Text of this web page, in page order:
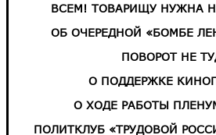
ВСЕМ! ТОВАРИЩУ НУЖНА
ОБ ОЧЕРЕДНОЙ «БОМБЕ
ПОВОРОТ НЕ
О ПОДДЕРЖКЕ
О ХОДЕ РАБОТЫ
ПОЛИТКЛУБ «ТРУДОВОЙ